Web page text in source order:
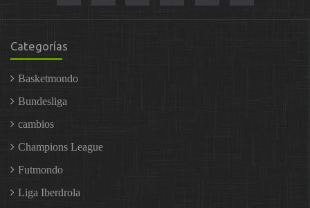
Categorías
Basketmondo
Bundesliga
cambios
Champions League
Futmondo
Liga Iberdrola